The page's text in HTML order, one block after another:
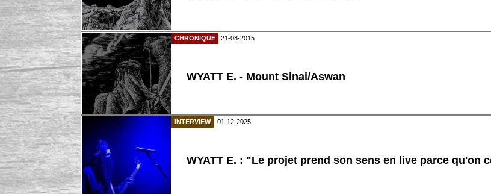
CHRONIQUE 21-08-2015
WYATT E. - Mount Sinai/Aswan
INTERVIEW 01-12-2025
WYATT E. : "Le projet prend son sens en live parce